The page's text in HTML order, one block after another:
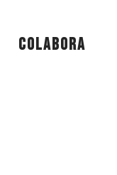
Colabora